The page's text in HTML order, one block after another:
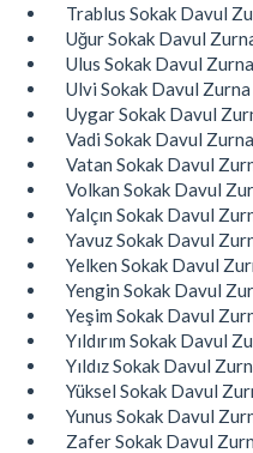
Trablus Sokak Davul
Uğur Sokak Davul
Ulus Sokak Davul
Ulvi Sokak Davul
Uygar Sokak Davul
Vadi Sokak Davul
Vatan Sokak Davul
Volkan Sokak Davul
Yalçın Sokak Davul
Yavuz Sokak Davul
Yelken Sokak Davul
Yengin Sokak Davul
Yeşim Sokak Davul
Yıldırım Sokak Davul
Yıldız Sokak Davul
Yüksel Sokak Davul
Yunus Sokak Davul
Zafer Sokak Davul